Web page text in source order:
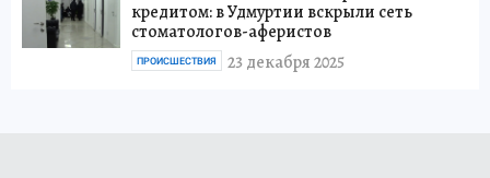
кредитом: в Удмуртии вскрыли сеть
стоматологов-аферистов
23 декабря 2025
ПРОИСШЕСТВИЯ